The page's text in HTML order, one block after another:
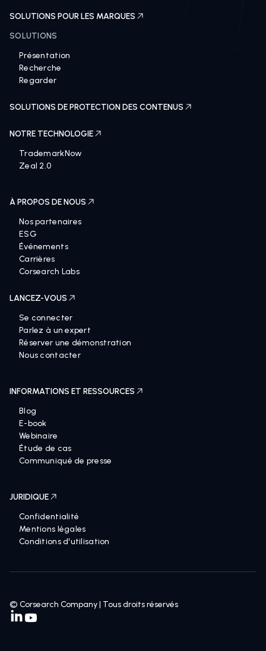
SOLUTIONS POUR LES MARQUES
SOLUTIONS
Présentation
Recherche
Regarder
SOLUTIONS DE PROTECTION DES CONTENUS
NOTRE TECHNOLOGIE
TrademarkNow
Zeal 2.0
À PROPOS DE NOUS
Nos partenaires
ESG
Événements
Carrières
Corsearch Labs
LANCEZ-VOUS
Se connecter
Parlez à un expert
Réserver une démonstration
Nous contacter
INFORMATIONS ET RESSOURCES
Blog
E-book
Webinaire
Étude de cas
Communiqué de presse
JURIDIQUE
Confidentialité
Mentions légales
Conditions d'utilisation
© Corsearch Company | Tous droits réservés